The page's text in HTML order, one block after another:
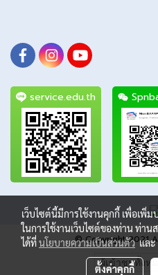
service.edu.th
© Copyright 2021
ผู้เข้าชมทั้งห
เว็บไซต์นี้มีการใช้งานคุกกี้ เพื่อเ
ในการใช้งานเว็บไซต์ของท่าน ท่าน
ได้ที่นโยบายความเป็นส่วนตัวแล
ตั้งค่าคุกกี้